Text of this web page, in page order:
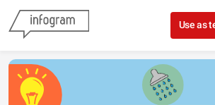
Skip to content
Use as